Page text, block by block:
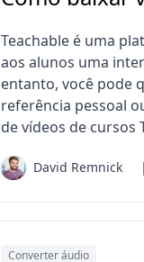
Teachable é uma
aos alunos uma
entanto, você pode
referência pessoal
de vídeos de cursos
David Remnick |
Converter áudio